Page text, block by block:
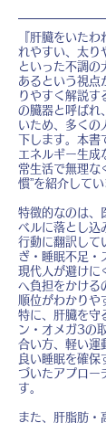
『肝臓をいた
れやすい、太り
といった不調の
あるという視点
りやすく解説す
の臓器と呼ばれ
いため、多くの
下します。本書
エネルギー生成
常生活で無理な
慣”を紹介してい
特徴的なのは、
ベルに落とし込
行動に翻訳して
ぎ・睡眠不足・
現代人が避けに
へ負担をかける
順位がわかりや
特に、肝臓を守
ン・オメガ3の
合い方、軽い運
良い睡眠を確保
づいたアプロー
す。
また、肝脂肪・